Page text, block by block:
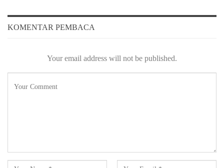
KOMENTAR PEMBACA
Your email address will not be published.